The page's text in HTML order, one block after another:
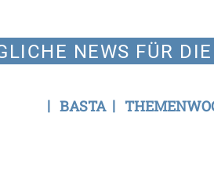
NEWS FÜR
BASTA